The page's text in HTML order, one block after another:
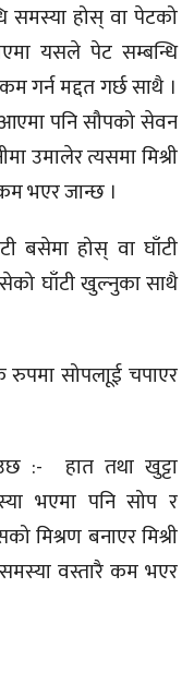
समस्या होस् वा पेटको
यसले पेट सम्बन्धि
गर्न मद्दत गर्छ साथै ।
पनि सौपको सेवन
उमालेर त्यसमा मिश्री
भएर जान्छ ।
बसेमा होस् वा घाँटी
घाँटी खुल्नुका साथै
सोपलाूई चपाएर
:- हात तथा खुट्टा
भएमा पनि सोप र
मिश्रण बनाएर मिश्री
समस्या वस्तारै कम भएर